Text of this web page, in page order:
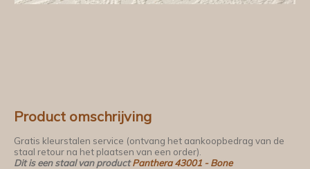
Product omschrijving
Gratis kleurstalen service (ontvang het aankoopbedrag van de
staal retour na het plaatsen van een order).
Dit is een staal van productPanthera 43001 - Bone